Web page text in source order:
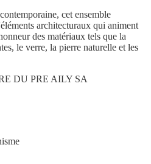
cet ensemble
architecturaux qui animent
des matériaux tels que la
le verre, la pierre naturelle et les
DU PRE AILY SA